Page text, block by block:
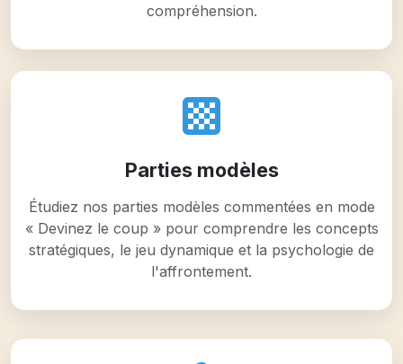
compréhension.
Parties modèles
Étudiez nos parties modèles commentées en mode
« Devinez le coup » pour comprendre les concepts
stratégiques, le jeu dynamique et la psychologie de
l'affrontement.